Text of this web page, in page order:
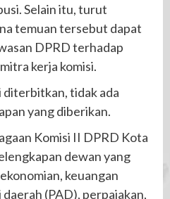
Selain itu, turut
temuan tersebut dapat
DPRD terhadap
kerja komisi.
diterbitkan, tidak ada
yang diberikan.
Komisi II DPRD Kota
dewan yang
keuangan
(PAD), perpajakan,